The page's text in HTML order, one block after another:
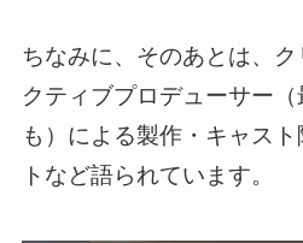
ちなみに、そのあとは、
クティブプロデューサー
も）による製作・キャス
トなど語られています。